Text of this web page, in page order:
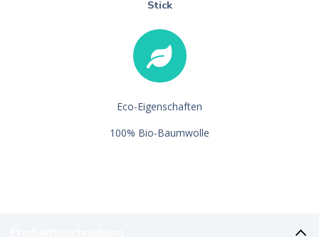
Stick
Eco-Eigenschaften
100% Bio-Baumwolle